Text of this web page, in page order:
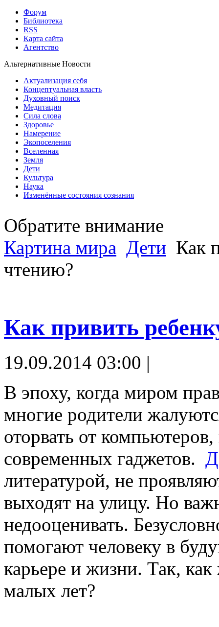
Форум
Библиотека
RSS
Карта сайта
Агентство
Альтернативные Новости
Актуализация себя
Концептуальная власть
Духовный поиск
Медитация
Сила слова
Здоровье
Намерение
Экопоселения
Вселенная
Земля
Дети
Культура
Наука
Изменённые состояния сознания
Обратите внимание
Картина мира Дети Как
чтению?
Как привить
19.09.2014 03:00 |
В эпоху, когда миром
многие родители
оторвать от
современных гаджетов.
литературой, не
выходят на улицу. Но
недооценивать.
помогают человеку в
карьере и жизни. Так,
малых лет?